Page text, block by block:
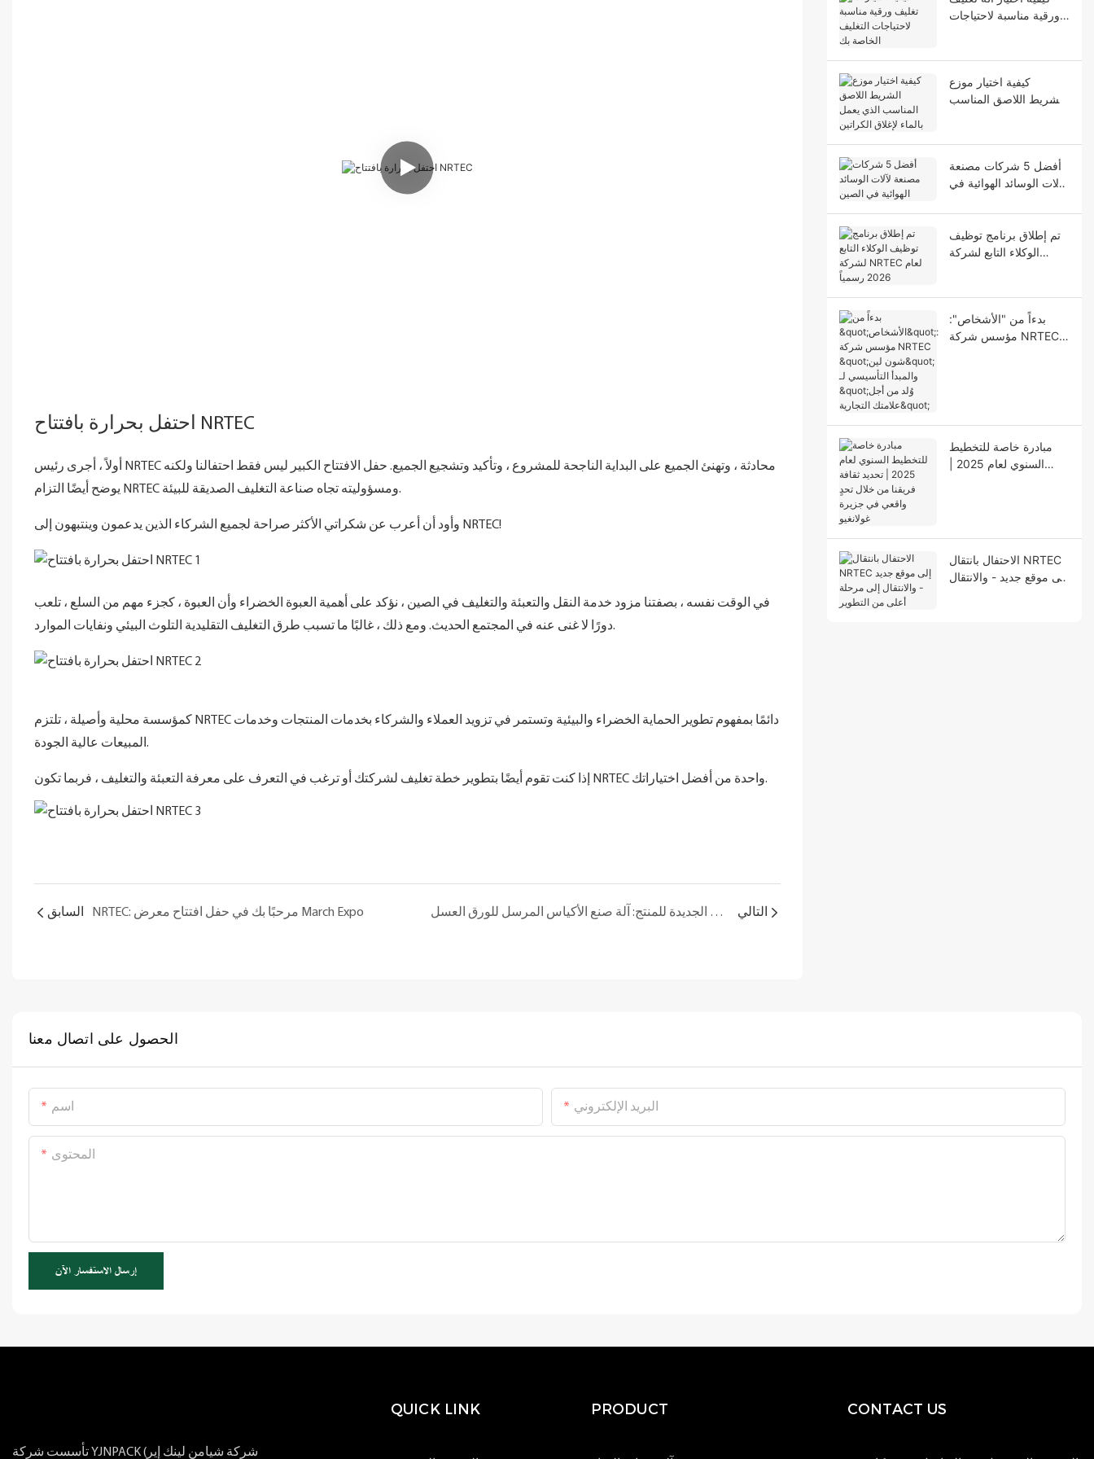
احتفل بحرارة بافتتاح NRTEC
أولاً ، أجرى رئيس NRTEC محادثة ، وتهنئ الجميع على البداية الناجحة للمشروع ، وتأكيد وتشجيع الجميع. حفل الافتتاح الكبير ليس فقط احتفالنا ولكنه
يوضح أيضًا التزام NRTEC ومسؤوليته تجاه صناعة التغليف الصديقة للبيئة.
وأود أن أعرب عن شكراتي الأكثر صراحة لجميع الشركاء الذين يدعمون وينتبهون إلى NRTEC!
في الوقت نفسه ، بصفتنا مزود خدمة النقل والتعبئة والتغليف في الصين ، نؤكد على أهمية العبوة الخضراء وأن العبوة ، كجزء مهم من السلع ، تلعب
دورًا لا غنى عنه في المجتمع الحديث. ومع ذلك ، غالبًا ما تسبب طرق التغليف التقليدية التلوث البيئي ونفايات الموارد.
كمؤسسة محلية وأصيلة ، تلتزم NRTEC دائمًا بمفهوم تطوير الحماية الخضراء والبيئية وتستمر في تزويد العملاء والشركاء بخدمات المنتجات وخدمات
المبيعات عالية الجودة.
إذا كنت تقوم أيضًا بتطوير خطة تغليف لشركتك أو ترغب في التعرف على معرفة التعبئة والتغليف ، فربما تكون NRTEC واحدة من أفضل اختياراتك.
السابق NRTEC: مرحبًا بك في حفل افتتاح معرض March Expo الأضواء الجديدة للمنتج: آلة صنع الأكياس المرسل للورق العسل التالي
ورقية مناسبة لاحتياجات
كيفية اختيار موزع
الشريط اللاصق المناسب
أفضل 5 شركات مصنعة
لآلات الوسائد الهوائية في
تم إطلاق برنامج توظيف
الوكلاء التابع لشركة
بدءاً من "الأشخاص":
مؤسس شركة NRTEC
مبادرة خاصة للتخطيط
الاحتفال بانتقال NRTEC
إلى موقع جديد - والانتقال
الحصول على اتصال معنا
اسم البريد الإلكتروني
المحتوى
إرسال الاستفسار الآن
تأسست شركة YJNPACK (شركة شيامن لينك إير
QUICK LINK PRODUCT CONTACT US